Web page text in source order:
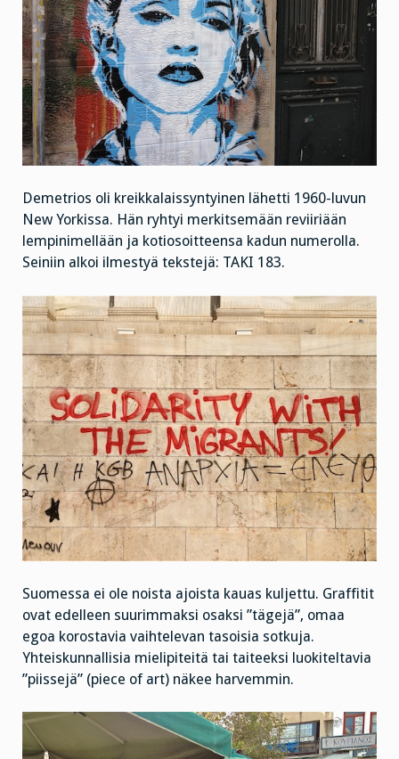
Demetrios oli kreikkalaissyntyinen lähetti 1960-luvun
New Yorkissa. Hän ryhtyi merkitsemään reviiriään
lempinimellään ja kotiosoitteensa kadun numerolla.
Seiniin alkoi ilmestyä tekstejä: TAKI 183.
Suomessa ei ole noista ajoista kauas kuljettu. Graffitit
ovat edelleen suurimmaksi osaksi ”tägejä”, omaa
egoa korostavia vaihtelevan tasoisia sotkuja.
Yhteiskunnallisia mielipiteitä tai taiteeksi luokiteltavia
”piissejä” (piece of art) näkee harvemmin.